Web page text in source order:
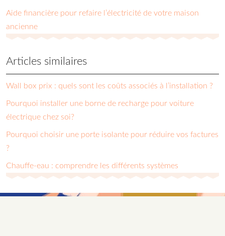
Aide financière pour refaire l’électricité de votre maison
ancienne
Articles similaires
Wall box prix : quels sont les coûts associés à l’installation ?
Pourquoi installer une borne de recharge pour voiture
électrique chez soi?
Pourquoi choisir une porte isolante pour réduire vos factures
?
Chauffe-eau : comprendre les différents systèmes